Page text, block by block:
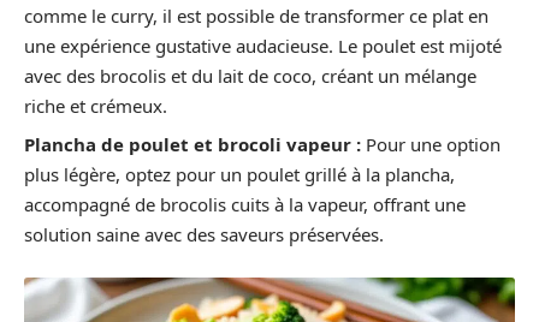
comme le curry, il est possible de transformer ce plat en
une expérience gustative audacieuse. Le poulet est mijoté
avec des brocolis et du lait de coco, créant un mélange
riche et crémeux.
Plancha de poulet et brocoli vapeur : Pour une option
plus légère, optez pour un poulet grillé à la plancha,
accompagné de brocolis cuits à la vapeur, offrant une
solution saine avec des saveurs préservées.